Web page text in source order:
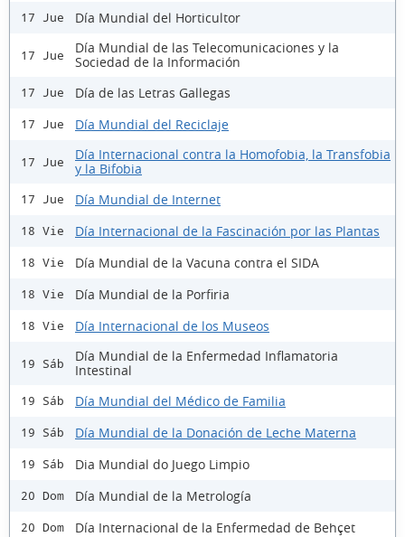
17 Jue Día Mundial del Horticultor
17 Jue
Día Mundial de las Telecomunicaciones y la
Sociedad de la Información
17 Jue Día de las Letras Gallegas
17 Jue Día Mundial del Reciclaje
17 Jue
Día Internacional contra la Homofobia, la Transfobia
y la Bifobia
17 Jue Día Mundial de Internet
18 Vie Día Internacional de la Fascinación por las Plantas
18 Vie Día Mundial de la Vacuna contra el SIDA
18 Vie Día Mundial de la Porfiria
18 Vie Día Internacional de los Museos
19 Sáb
Día Mundial de la Enfermedad Inflamatoria
Intestinal
19 Sáb Día Mundial del Médico de Familia
19 Sáb Día Mundial de la Donación de Leche Materna
19 Sáb Dia Mundial do Juego Limpio
20 Dom Día Mundial de la Metrología
20 Dom Día Internacional de la Enfermedad de Behçet